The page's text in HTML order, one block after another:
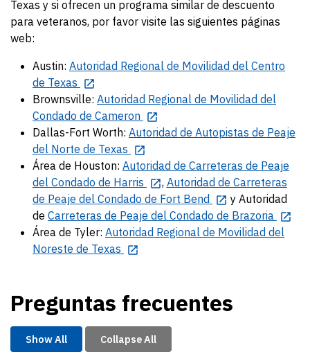
Texas y si ofrecen un programa similar de descuento
para veteranos, por favor visite las siguientes páginas
web:
Austin: Autoridad Regional de Movilidad del Centro
de Texas
Brownsville: Autoridad Regional de Movilidad del
Condado de Cameron
Dallas-Fort Worth: Autoridad de Autopistas de Peaje
del Norte de Texas
Área de Houston: Autoridad de Carreteras de Peaje
del Condado de Harris
, Autoridad de Carreteras
de Peaje del Condado de Fort Bend
y Autoridad
de Carreteras de Peaje del Condado de Brazoria
Área de Tyler: Autoridad Regional de Movilidad del
Noreste de Texas
Preguntas frecuentes
Show All Collapse All